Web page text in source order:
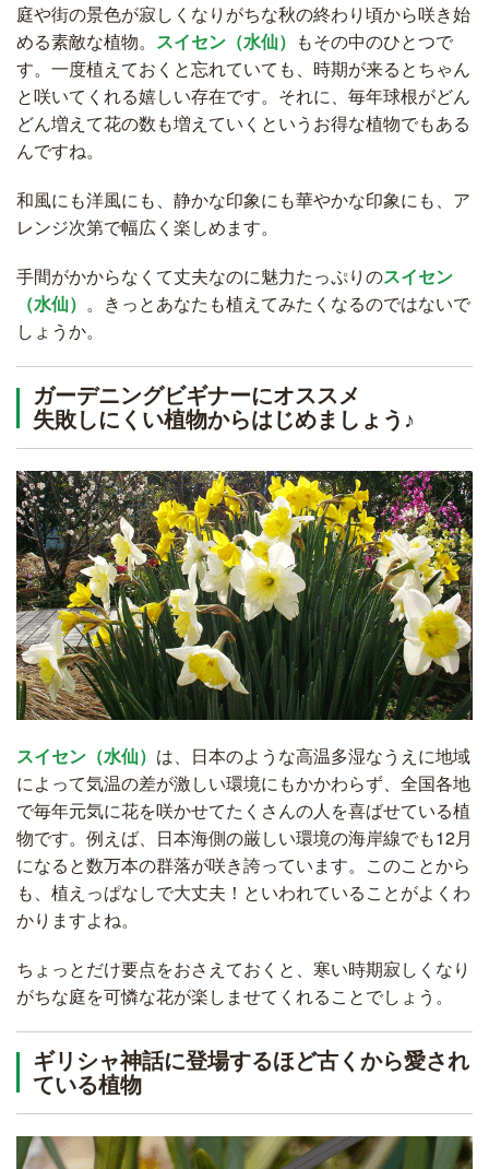
庭や街の景色が寂しくなりがちな秋の終わり頃から咲き始
める素敵な植物。 スイセン（水仙） もその中のひとつで
す。一度植えておくと忘れていても、時期が来るとちゃん
と咲いてくれる嬉しい存在です。それに、毎年球根がどん
どん増えて花の数も増えていくというお得な植物でもある
んですね。
和風にも洋風にも、静かな印象にも華やかな印象にも、ア
レンジ次第で幅広く楽しめます。
手間がかからなくて丈夫なのに魅力たっぷりのスイセン
（水仙） 。きっとあなたも植えてみたくなるのではないで
しょうか。
ガーデニングビギナーにオススメ
失敗しにくい植物からはじめましょう♪
スイセン（水仙） は、日本のような高温多湿なうえに地域
によって気温の差が激しい環境にもかかわらず、全国各地
で毎年元気に花を咲かせてたくさんの人を喜ばせている植
物です。例えば、日本海側の厳しい環境の海岸線でも12月
になると数万本の群落が咲き誇っています。このことから
も、植えっぱなしで大丈夫！といわれていることがよくわ
かりますよね。
ちょっとだけ要点をおさえておくと、寒い時期寂しくなり
がちな庭を可憐な花が楽しませてくれることでしょう。
ギリシャ神話に登場するほど古くから愛され
ている植物